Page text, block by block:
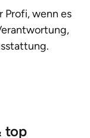
Profi, wenn es
top